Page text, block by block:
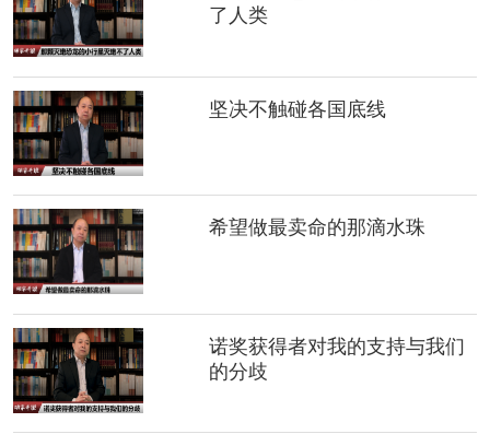
了人类
坚决不触碰各国底线
希望做最卖命的那滴水珠
诺奖获得者对我的支持与我们
的分歧